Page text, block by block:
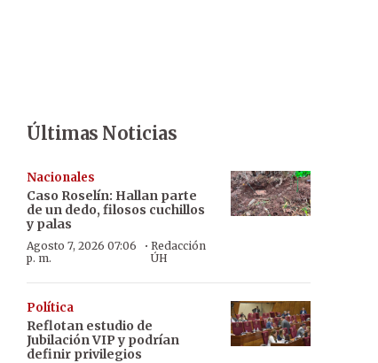
Últimas Noticias
Nacionales
Caso Roselín: Hallan parte
de un dedo, filosos cuchillos
y palas
Agosto 7, 2026 07:06
p. m.
· Redacción
ÚH
Política
Reflotan estudio de
Jubilación VIP y podrían
definir privilegios